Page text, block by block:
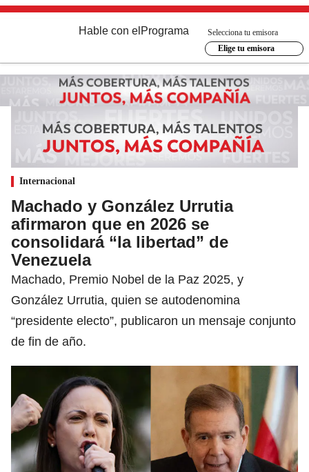
Hable con el Programa
Selecciona tu emisora
Elige tu emisora
Internacional
Machado y González Urrutia
afirmaron que en 2026 se
consolidará “la libertad” de
Venezuela
Machado, Premio Nobel de la Paz 2025, y
González Urrutia, quien se autodenomina
“presidente electo”, publicaron un mensaje conjunto
de fin de año.